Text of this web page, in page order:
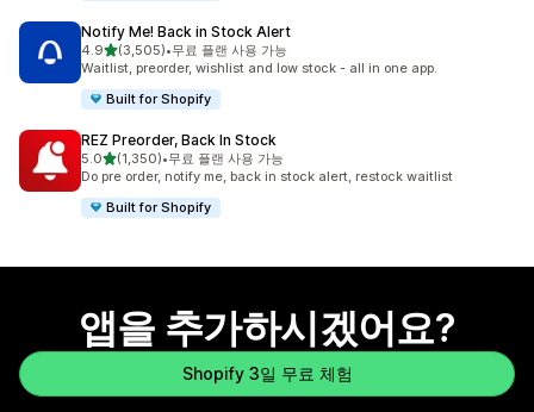
Notify Me! Back in Stock Alert
4.9별 5개 중
(3,505)
총 리뷰 3505개
•무료 플랜 사용 가능
Waitlist, preorder, wishlist and low stock - all in one app.
Built for Shopify
REZ Preorder, Back In Stock
5.0별 5개 중
(1,350)
총 리뷰 1350개
•무료 플랜 사용 가능
Do pre order, notify me, back in stock alert, restock waitlist
Built for Shopify
앱을 추가하시겠어요?
Shopify 3일 무료 체험